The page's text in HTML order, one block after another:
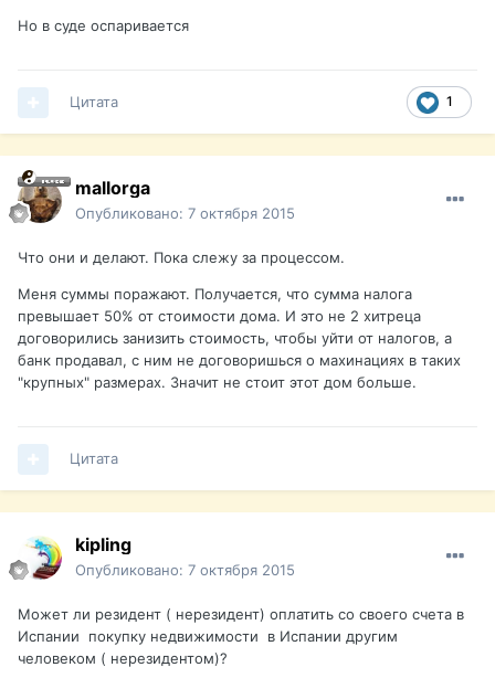
Но в суде оспаривается
1
Цитата
mallorga
Опубликовано: 7 октября 2015
Что они и делают. Пока слежу за процессом.
Меня суммы поражают. Получается, что сумма налога
превышает 50% от стоимости дома. И это не 2 хитреца
договорились занизить стоимость, чтобы уйти от налогов, а
банк продавал, с ним не договоришься о махинациях в таких
"крупных" размерах. Значит не стоит этот дом больше.
Цитата
kipling
Опубликовано: 7 октября 2015
Может ли резидент ( нерезидент) оплатить со своего счета в
Испании покупку недвижимости в Испании другим
человеком ( нерезидентом)?